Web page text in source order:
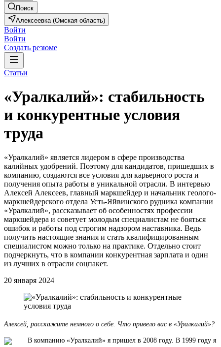
Поиск
Алексеевка (Омская область)
Войти
Войти
Создать резюме
Статьи
«Уралкалий»: стабильность
и конкурентные условия
труда
«Уралкалий» является лидером в сфере производства
калийных удобрений. Поэтому для кандидатов, пришедших в
компанию, создаются все условия для карьерного роста и
получения опыта работы в уникальной отрасли. В интервью
Алексей Алексеев, главный маркшейдер и начальник геолого-
маркшейдерского отдела Усть-Яйвинского рудника компании
«Уралкалий», рассказывает об особенностях профессии
маркшейдера и советует молодым специалистам не бояться
ошибок и работы под строгим надзором наставника. Ведь
получить настоящие знания и стать квалифицированным
специалистом можно только на практике. Отдельно стоит
подчеркнуть, что в компании конкурентная зарплата и один
из лучших в отрасли соцпакет.
20 января 2024
Алексей, расскажите немного о себе. Что привело вас в «Уралкалий»?
В компанию «Уралкалий» я пришел в 2008 году. В 1999 году я